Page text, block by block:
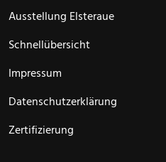
Ausstellung Elsteraue
Schnellübersicht
Impressum
Datenschutzerklärung
Zertifizierung